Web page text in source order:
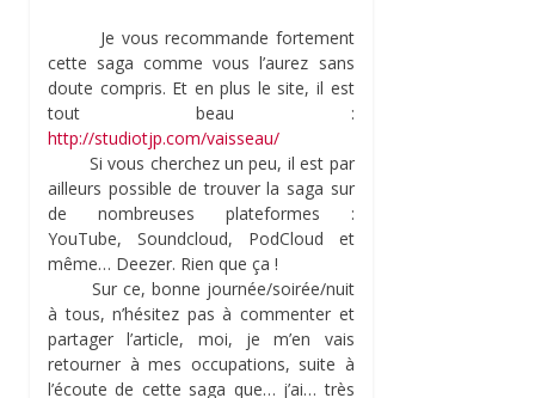
Je vous recommande fortement
cette saga comme vous l’aurez sans
doute compris. Et en plus le site, il est
tout beau :
http://studiotjp.com/vaisseau/
Si vous cherchez un peu, il est par
ailleurs possible de trouver la saga sur
de nombreuses plateformes :
YouTube, Soundcloud, PodCloud et
même… Deezer. Rien que ça !
Sur ce, bonne journée/soirée/nuit
à tous, n’hésitez pas à commenter et
partager l’article, moi, je m’en vais
retourner à mes occupations, suite à
l’écoute de cette saga que… j’ai… très